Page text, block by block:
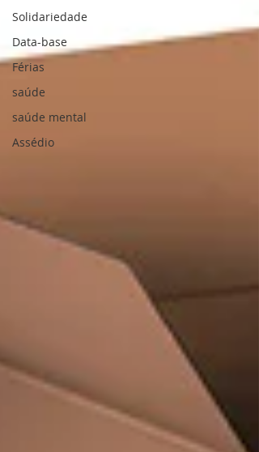
Solidariedade
Data-base
Férias
saúde
saúde mental
Assédio